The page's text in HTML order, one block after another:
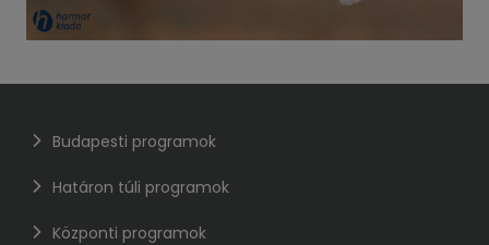
Budapesti programok
Határon túli programok
Központi programok